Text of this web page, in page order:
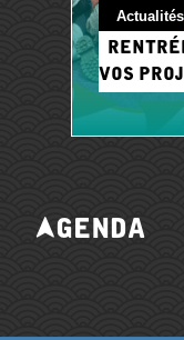
Actualités
vos
Agenda